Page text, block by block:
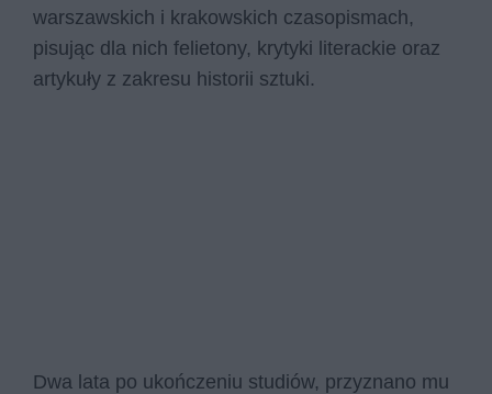
warszawskich i krakowskich czasopismach,
pisując dla nich felietony, krytyki literackie oraz
artykuły z zakresu historii sztuki.
Dwa lata po ukończeniu studiów, przyznano mu